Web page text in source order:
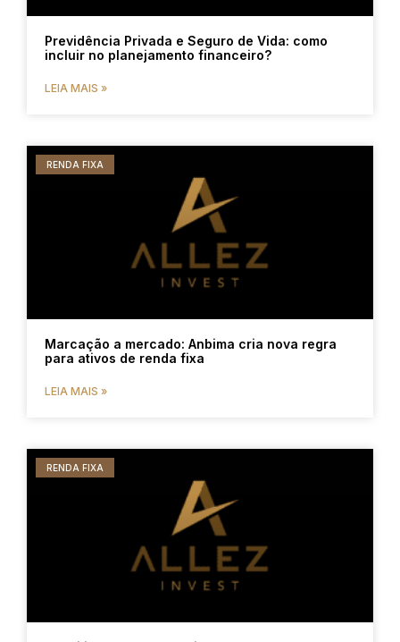
Previdência Privada e Seguro de Vida: como
incluir no planejamento financeiro?
LEIA MAIS »
RENDA FIXA
Marcação a mercado: Anbima cria nova regra
para ativos de renda fixa
LEIA MAIS »
RENDA FIXA